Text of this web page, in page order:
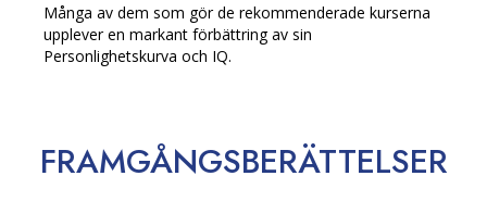
Många av dem som gör de rekommenderade kurserna
upplever en markant förbättring av sin
Personlighetskurva och IQ.
FRAMGÅNGS­BERÄTTELSER